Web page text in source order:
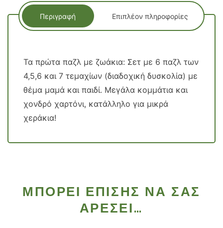
Περιγραφή Επιπλέον πληροφορίες
Τα πρώτα παζλ με ζωάκια: Σετ με 6 παζλ των
4,5,6 και 7 τεμαχίων (διαδοχική δυσκολία) με
θέμα μαμά και παιδί. Μεγάλα κομμάτια και
χονδρό χαρτόνι, κατάλληλο για μικρά
χεράκια!
ΜΠΟΡΕΊ ΕΠΊΣΗΣ ΝΑ ΣΑΣ
ΑΡΈΣΕΙ…